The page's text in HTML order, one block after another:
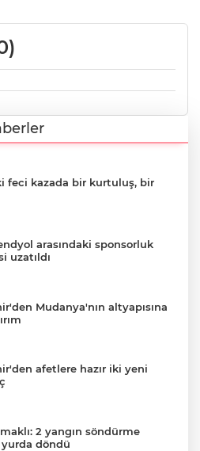
)
feci kazada bir kurtuluş, bir
arasındaki sponsorluk
uzatıldı
Mudanya'nın altyapısına
afetlere hazır iki yeni
2 yangın söndürme
yurda döndü